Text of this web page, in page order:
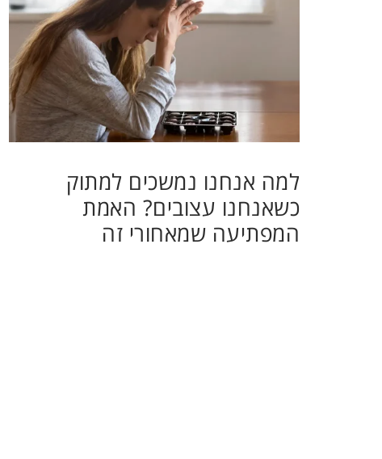
למה אנחנו נמשכים למתוק
כשאנחנו עצובים? האמת
המפתיעה שמאחורי זה